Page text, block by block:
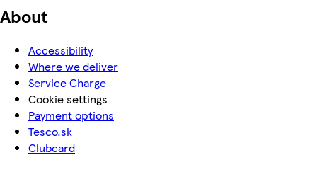
About
Accessibility
Where we deliver
Service Charge
Cookie settings
Payment options
Tesco.sk
Clubcard